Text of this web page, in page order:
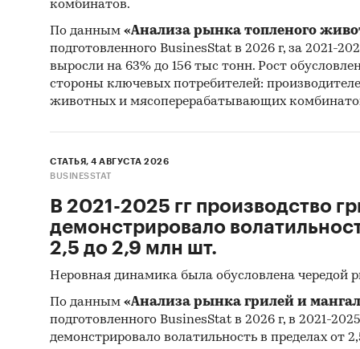
-
РФ,
комбинатов.
По данным «Анализа рынка топленого
подготовленного BusinesStat в 2026 г, за 2021-
выросли на 63% до 156 тыс тонн. Рост
стороны ключевых потребителей:
животных и мясоперерабатывающих
СТАТЬЯ, 4 АВГУСТА 2026
BUSINESSTAT
В 2021-2025 гг производство
демонстрировало
2,5 до 2,9 млн шт.
Неровная динамика была обусловлена чередой
По данным «Анализа рынка грилей и
подготовленного BusinesStat в 2026 г, в 2021-
демонстрировало волатильность в пределах от